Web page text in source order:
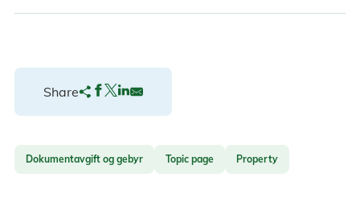
Share
Dokumentavgift og gebyr Topic page Property